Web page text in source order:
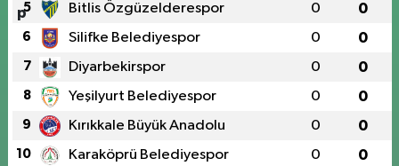
5 Bitlis Özgüzelderespor 0 0
6 Silifke Belediyespor 0 0
7 Diyarbekirspor 0 0
8 Yeşilyurt Belediyespor 0 0
9 Kırıkkale Büyük Anadolu 0 0
10 Karaköprü Belediyespor 0 0